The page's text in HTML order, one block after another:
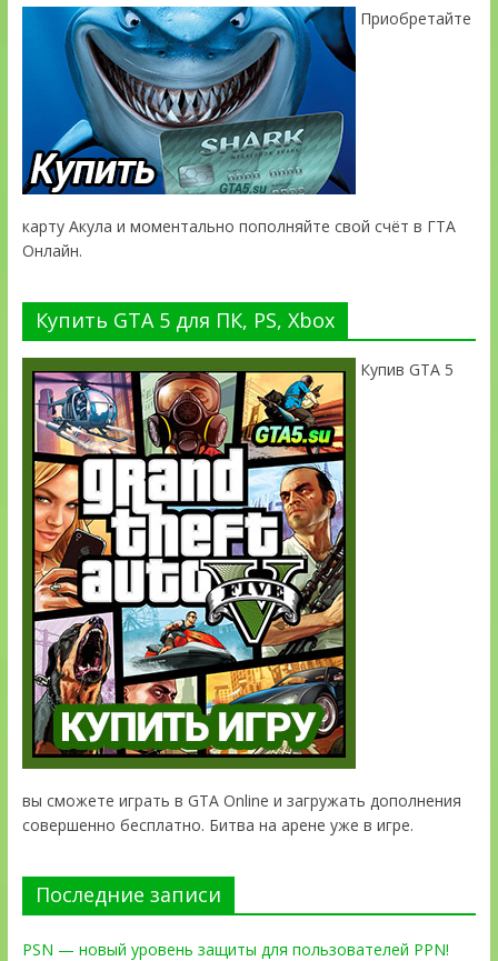
Приобретайте
карту Акула и моментально пополняйте свой счёт в ГТА
Онлайн.
Купить GTA 5 для ПК, PS, Xbox
Купив GTA 5
вы сможете играть в GTA Online и загружать дополнения
совершенно бесплатно. Битва на арене уже в игре.
Последние записи
PSN — новый уровень защиты для пользователей PPN!